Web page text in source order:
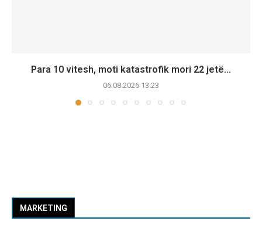
Para 10 vitesh, moti katastrofik mori 22 jetë...
06.08.2026 13:23
MARKETING